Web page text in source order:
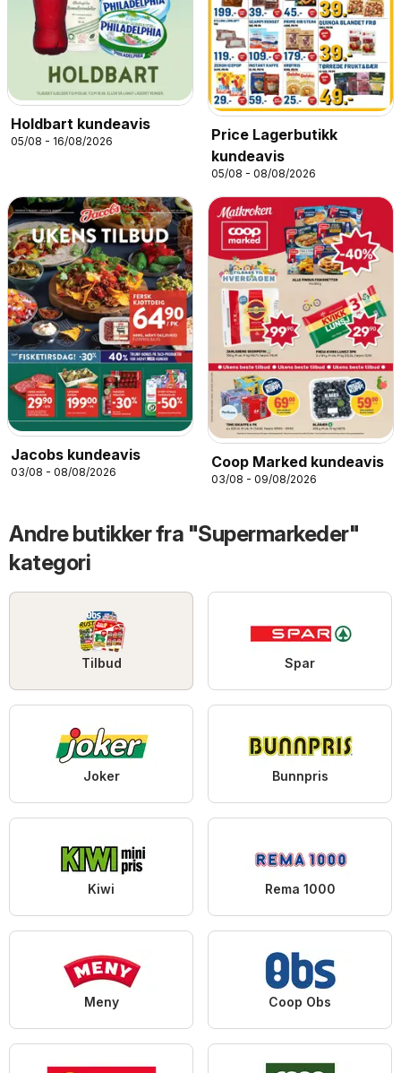
Holdbart kundeavis
05/08 - 16/08/2026
Price Lagerbutikk
kundeavis
05/08 - 08/08/2026
Jacobs kundeavis
03/08 - 08/08/2026
Coop Marked kundeavis
03/08 - 09/08/2026
Andre butikker fra "Supermarkeder"
kategori
Tilbud Spar
Joker Bunnpris
Kiwi Rema 1000
Meny Coop Obs